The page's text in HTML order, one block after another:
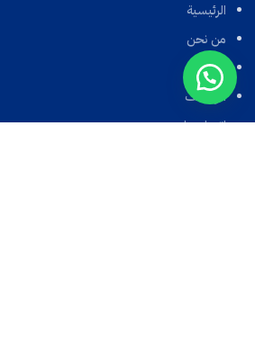
الرئيسية
من نحن
المتجر
الوظائف
اتصل بنا